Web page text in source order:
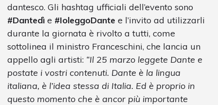
dantesco. Gli hashtag ufficiali dell’evento sono
#Dantedì e #IoleggoDante e l’invito ad utilizzarli
durante la giornata è rivolto a tutti, come
sottolinea il ministro Franceschini, che lancia un
appello agli artisti: “Il 25 marzo leggete Dante e
postate i vostri contenuti. Dante è la lingua
italiana, è l’idea stessa di Italia. Ed è proprio in
questo momento che è ancor più importante